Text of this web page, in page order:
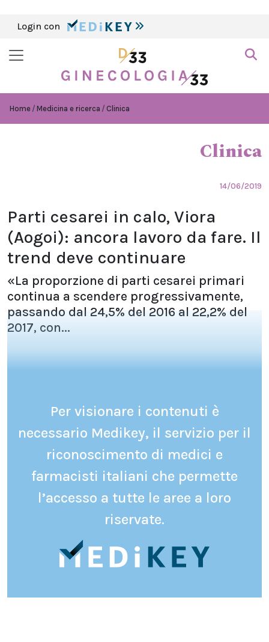
Login con
Home Medicina e ricerca Clinica
Clinica
14/06/2019
Parti cesarei in calo, Viora
(Aogoi): ancora lavoro da fare. Il
trend deve continuare
«La proporzione di parti cesarei primari
continua a scendere progressivamente,
passando dal 24,5% del 2016 al 22,2% del
2017, con...
Per visionare i contenuti è
necessario Medikey, il servizio per il
riconoscimento di medici e
farmacisti italiani che permette
l’accesso a tutte le aree a loro
riservate.